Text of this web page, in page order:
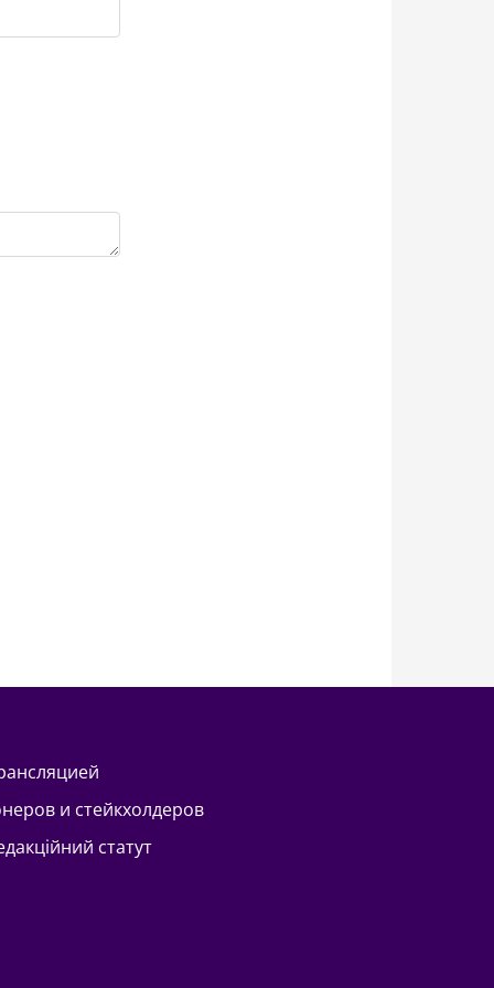
и стейкхолдеров
статут